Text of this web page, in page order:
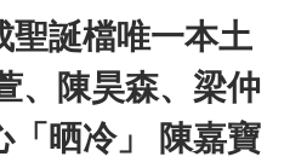
聖誕檔唯一本土
、陳昊森、梁仲
「晒冷」 陳嘉寶